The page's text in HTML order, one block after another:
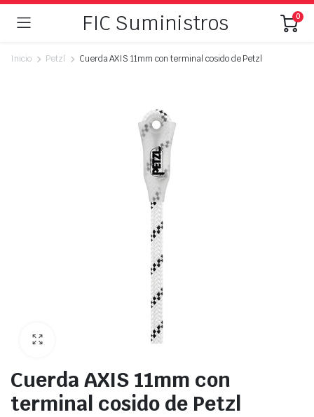
FIC Suministros 0
Inicio Petzl Cuerda AXIS 11mm con terminal cosido de Petzl
Cuerda AXIS 11mm con
terminal cosido de Petzl